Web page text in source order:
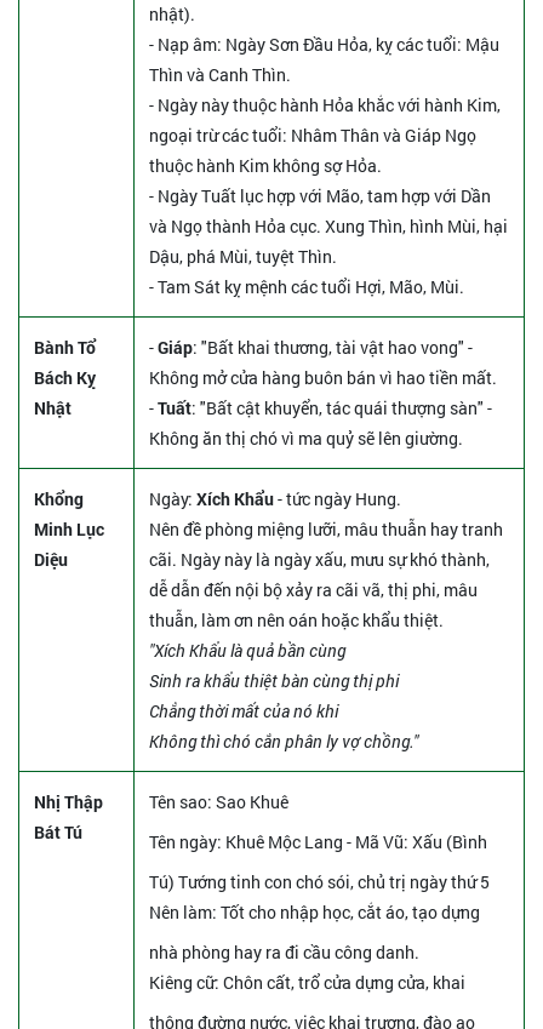
nhật).
- Nạp âm: Ngày Sơn Đầu Hỏa, kỵ các tuổi: Mậu
Thìn và Canh Thìn.
- Ngày này thuộc hành Hỏa khắc với hành Kim,
ngoại trừ các tuổi: Nhâm Thân và Giáp Ngọ
thuộc hành Kim không sợ Hỏa.
- Ngày Tuất lục hợp với Mão, tam hợp với Dần
và Ngọ thành Hỏa cục. Xung Thìn, hình Mùi, hại
Dậu, phá Mùi, tuyệt Thìn.
- Tam Sát kỵ mệnh các tuổi Hợi, Mão, Mùi.
Bành Tổ
Bách Kỵ
Nhật
-Giáp: "Bất khai thương, tài vật hao vong" -
Không mở cửa hàng buôn bán vì hao tiền mất.
-Tuất: "Bất cật khuyển, tác quái thượng sàn" -
Không ăn thị chó vì ma quỷ sẽ lên giường.
Khổng
Minh Lục
Diệu
Ngày: Xích Khẩu- tức ngày Hung.
Nên đề phòng miệng lưỡi, mâu thuẫn hay tranh
cãi. Ngày này là ngày xấu, mưu sự khó thành,
dễ dẫn đến nội bộ xảy ra cãi vã, thị phi, mâu
thuẫn, làm ơn nên oán hoặc khẩu thiệt.
"Xích Khẩu là quả bần cùng
Sinh ra khẩu thiệt bàn cùng thị phi
Chẳng thời mất của nó khi
Không thì chó cắn phân ly vợ chồng."
Nhị Thập
Bát Tú
Tên sao: Sao Khuê
Tên ngày: Khuê Mộc Lang - Mã Vũ: Xấu (Bình
Tú) Tướng tinh con chó sói, chủ trị ngày thứ 5
Nên làm: Tốt cho nhập học, cắt áo, tạo dựng
nhà phòng hay ra đi cầu công danh.
Kiêng cữ: Chôn cất, trổ cửa dựng cửa, khai
thông đường nước, việc khai trương, đào ao